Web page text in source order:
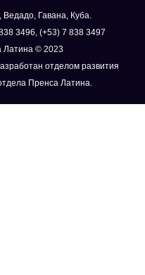
Гавана, Куба.
3496, (+53) 7 838 3497
Латина © 2023
отделом развития
Пренса Латина.